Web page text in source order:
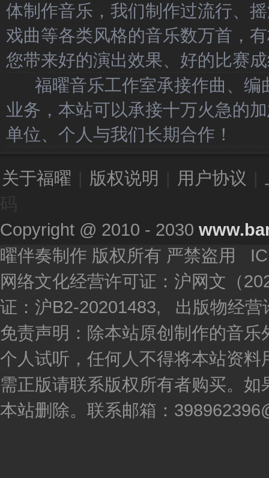
体制作音乐，我们制作过流行、
戏曲等各类风格的音乐数万首，
您带来好的演出效果、好的比赛
福曜音乐工作室承接作曲、编
业务，本站可以承接十万火急的
单位、个人与我们长期合作！
关于福曜 版权说明 用户协议
Copyright @ 2010 - 2030
曜伴奏制作 版权所有 严禁盗用
网络文化经营许可证：沪网文（
证：沪B2-20201483, 出版物经营
免责声明：除本站原创制作的音
个人试听，任何人不得将本站资
需正版请联系版权所有者购买。
本站删除。联系邮箱：